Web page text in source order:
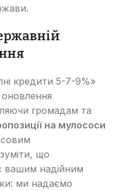
кредити 5-7-9%»
громадам та
на мулососи
що
вашим надійним
ми надаємо